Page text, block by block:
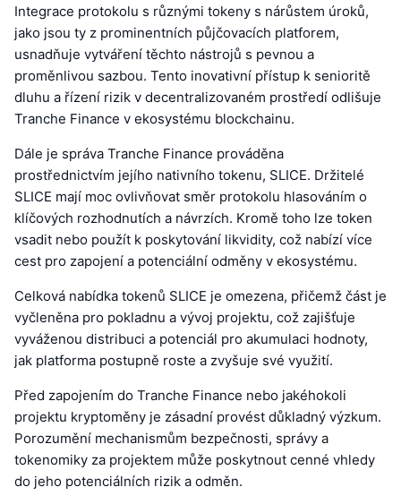
Integrace protokolu s různými tokeny s nárůstem úroků,
jako jsou ty z prominentních půjčovacích platforem,
usnadňuje vytváření těchto nástrojů s pevnou a
proměnlivou sazbou. Tento inovativní přístup k senioritě
dluhu a řízení rizik v decentralizovaném prostředí odlišuje
Tranche Finance v ekosystému blockchainu.
Dále je správa Tranche Finance prováděna
prostřednictvím jejího nativního tokenu, SLICE. Držitelé
SLICE mají moc ovlivňovat směr protokolu hlasováním o
klíčových rozhodnutích a návrzích. Kromě toho lze token
vsadit nebo použít k poskytování likvidity, což nabízí více
cest pro zapojení a potenciální odměny v ekosystému.
Celková nabídka tokenů SLICE je omezena, přičemž část je
vyčleněna pro pokladnu a vývoj projektu, což zajišťuje
vyváženou distribuci a potenciál pro akumulaci hodnoty,
jak platforma postupně roste a zvyšuje své využití.
Před zapojením do Tranche Finance nebo jakéhokoli
projektu kryptoměny je zásadní provést důkladný výzkum.
Porozumění mechanismům bezpečnosti, správy a
tokenomiky za projektem může poskytnout cenné vhledy
do jeho potenciálních rizik a odměn.